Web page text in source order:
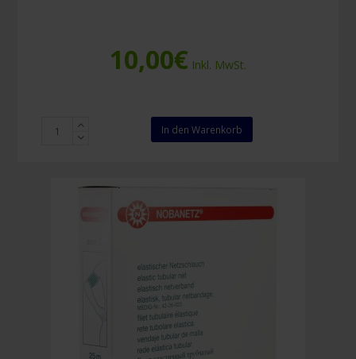
10,00€ Inkl. MwSt.
Nobanetz
Netzschlauchverband
In den Warenkorb